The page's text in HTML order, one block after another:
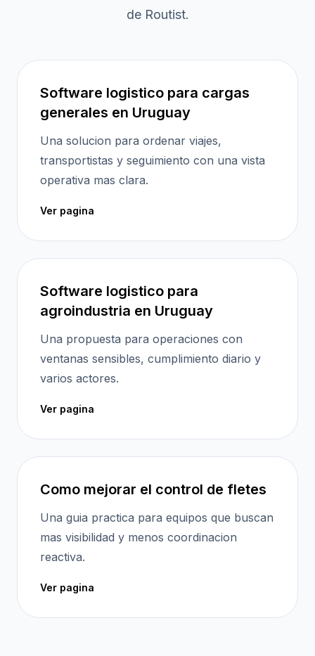
de Routist.
Software logistico para cargas
generales en Uruguay
Una solucion para ordenar viajes,
transportistas y seguimiento con una vista
operativa mas clara.
Ver pagina
Software logistico para
agroindustria en Uruguay
Una propuesta para operaciones con
ventanas sensibles, cumplimiento diario y
varios actores.
Ver pagina
Como mejorar el control de fletes
Una guia practica para equipos que buscan
mas visibilidad y menos coordinacion
reactiva.
Ver pagina